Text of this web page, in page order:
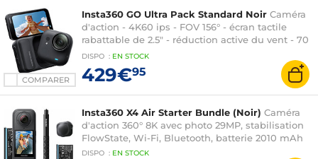
COMPARER
Insta360 GO Ultra Pack Standard Noir Caméra
d'action - 4K60 ips - FOV 156° - écran tactile
rabattable de 2.5" - réduction active du vent - 70
minutes d'autonomie
DISPO : EN STOCK
429€95
Insta360 X4 Air Starter Bundle (Noir) Caméra
d'action 360° 8K avec photo 29MP, stabilisation
FlowState, Wi-Fi, Bluetooth, batterie 2010 mAh
DISPO : EN STOCK